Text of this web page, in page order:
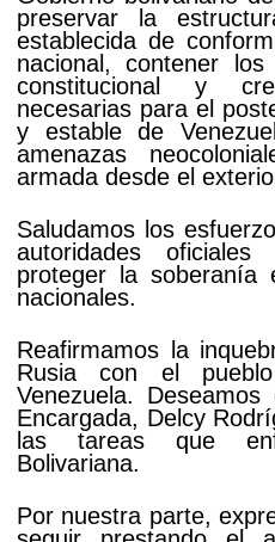
preservar la
establecida de
nacional, contener
constitucional y
necesarias para el
y estable de
amenazas
armada desde el
Saludamos los
autoridades
proteger la soberanía
nacionales.
Reafirmamos la
Rusia con el
Venezuela.
Encargada, Delcy
las tareas que
Bolivariana.
Por nuestra parte,